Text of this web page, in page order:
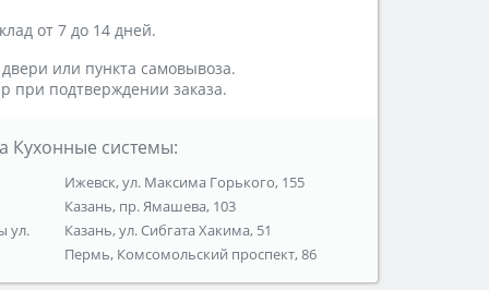
от 7 до 14 дней.
или пункта самовывоза.
при подтверждении заказа.
Кухонные системы:
ул.
Ижевск, ул. Максима Горького, 155
Казань, пр. Ямашева, 103
Казань, ул. Сибгата Хакима, 51
Пермь, Комсомольский проспект, 86